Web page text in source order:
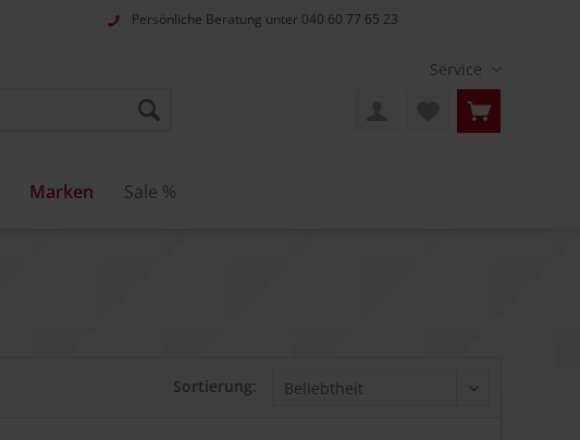
Persönliche Beratung unter 040 60 77 65 23
Service
Marken Sale %
Sortierung: